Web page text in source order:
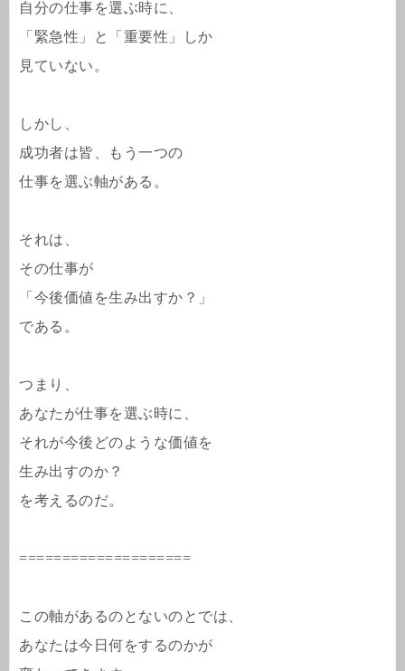
自分の仕事を選ぶ時に、
「緊急性」と「重要性」しか
見ていない。
しかし、
成功者は皆、もう一つの
仕事を選ぶ軸がある。
それは、
その仕事が
「今後価値を生み出すか？」
である。
つまり、
あなたが仕事を選ぶ時に、
それが今後どのような価値を
生み出すのか？
を考えるのだ。
====================
この軸があるのとないのとでは、
あなたは今日何をするのかが